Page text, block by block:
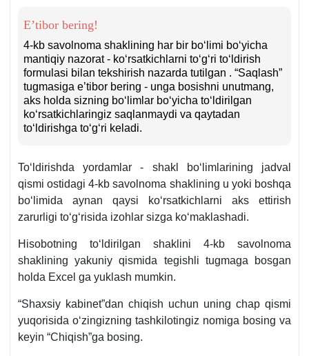
E’tibor bering!
4-kb savolnoma shaklining har bir boʻlimi boʻyicha
mantiqiy nazorat - koʻrsatkichlarni toʻgʻri toʻldirish
formulasi bilan tekshirish nazarda tutilgan . “Saqlash”
tugmasiga e’tibor bering - unga bosishni unutmang,
aks holda sizning boʻlimlar boʻyicha toʻldirilgan
koʻrsatkichlaringiz saqlanmaydi va qaytadan
toʻldirishga toʻgʻri keladi.
Toʻldirishda yordamlar - shakl boʻlimlarining jadval
qismi ostidagi 4-kb savolnoma shaklining u yoki boshqa
boʻlimida aynan qaysi koʻrsatkichlarni aks ettirish
zarurligi toʻgʻrisida izohlar sizga koʻmaklashadi.
Hisobotning toʻldirilgan shaklini 4-kb savolnoma
shaklining yakuniy qismida tegishli tugmaga bosgan
holda Excel ga yuklash mumkin.
“Shaхsiy kabinet”dan chiqish uchun uning chap qismi
yuqorisida oʻzingizning tashkilotingiz nomiga bosing va
keyin “Chiqish”ga bosing.